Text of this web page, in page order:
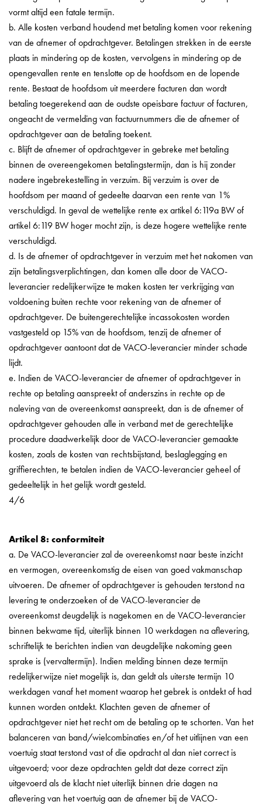
vormt altijd een fatale termijn.
b. Alle kosten verband houdend met betaling komen voor rekening
van de afnemer of opdrachtgever. Betalingen strekken in de eerste
plaats in mindering op de kosten, vervolgens in mindering op de
opengevallen rente en tenslotte op de hoofdsom en de lopende
rente. Bestaat de hoofdsom uit meerdere facturen dan wordt
betaling toegerekend aan de oudste opeisbare factuur of facturen,
ongeacht de vermelding van factuurnummers die de afnemer of
opdrachtgever aan de betaling toekent.
c. Blijft de afnemer of opdrachtgever in gebreke met betaling
binnen de overeengekomen betalingstermijn, dan is hij zonder
nadere ingebrekestelling in verzuim. Bij verzuim is over de
hoofdsom per maand of gedeelte daarvan een rente van 1%
verschuldigd. In geval de wettelijke rente ex artikel 6:119a BW of
artikel 6:119 BW hoger mocht zijn, is deze hogere wettelijke rente
verschuldigd.
d. Is de afnemer of opdrachtgever in verzuim met het nakomen van
zijn betalingsverplichtingen, dan komen alle door de VACO-
leverancier redelijkerwijze te maken kosten ter verkrijging van
voldoening buiten rechte voor rekening van de afnemer of
opdrachtgever. De buitengerechtelijke incassokosten worden
vastgesteld op 15% van de hoofdsom, tenzij de afnemer of
opdrachtgever aantoont dat de VACO-leverancier minder schade
lijdt.
e. Indien de VACO-leverancier de afnemer of opdrachtgever in
rechte op betaling aanspreekt of anderszins in rechte op de
naleving van de overeenkomst aanspreekt, dan is de afnemer of
opdrachtgever gehouden alle in verband met de gerechtelijke
procedure daadwerkelijk door de VACO-leverancier gemaakte
kosten, zoals de kosten van rechtsbijstand, beslaglegging en
griffierechten, te betalen indien de VACO-leverancier geheel of
gedeeltelijk in het gelijk wordt gesteld.
4/6
Artikel 8: conformiteit
a. De VACO-leverancier zal de overeenkomst naar beste inzicht
en vermogen, overeenkomstig de eisen van goed vakmanschap
uitvoeren. De afnemer of opdrachtgever is gehouden terstond na
levering te onderzoeken of de VACO-leverancier de
overeenkomst deugdelijk is nagekomen en de VACO-leverancier
binnen bekwame tijd, uiterlijk binnen 10 werkdagen na aflevering,
schriftelijk te berichten indien van deugdelijke nakoming geen
sprake is (vervaltermijn). Indien melding binnen deze termijn
redelijkerwijze niet mogelijk is, dan geldt als uiterste termijn 10
werkdagen vanaf het moment waarop het gebrek is ontdekt of had
kunnen worden ontdekt. Klachten geven de afnemer of
opdrachtgever niet het recht om de betaling op te schorten. Van het
balanceren van band/wielcombinaties en/of het uitlijnen van een
voertuig staat terstond vast of die opdracht al dan niet correct is
uitgevoerd; voor deze opdrachten geldt dat deze correct zijn
uitgevoerd als de klacht niet uiterlijk binnen drie dagen na
aflevering van het voertuig aan de afnemer bij de VACO-